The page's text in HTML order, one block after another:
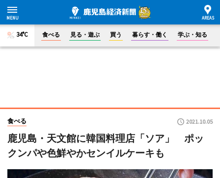
34°C 食べる 見る・遊ぶ 買う 暮らす・働く 学ぶ・知る
食べる 2021.10.05
鹿児島・天文館に韓国料理店「ソア」 ポッ
クンパや色鮮やかセンイルケーキも